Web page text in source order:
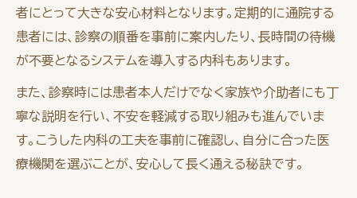
者にとって大きな安心材料となります。定期的に通院する
患者には、診察の順番を事前に案内したり、長時間の待機
が不要となるシステムを導入する内科もあります。
また、診察時には患者本人だけでなく家族や介助者にも丁
寧な説明を行い、不安を軽減する取り組みも進んでいま
す。こうした内科の工夫を事前に確認し、自分に合った医
療機関を選ぶことが、安心して長く通える秘訣です。